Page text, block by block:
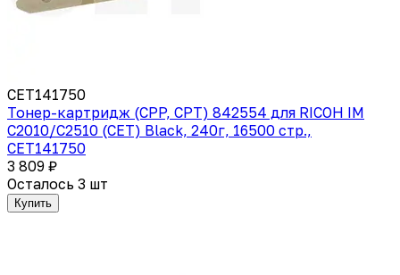
CET141750
Тонер-картридж (CPP, CPT) 842554 для RICOH IM
C2010/C2510 (CET) Black, 240г, 16500 стр.,
CET141750
3 809 ₽
Осталось 3 шт
Купить